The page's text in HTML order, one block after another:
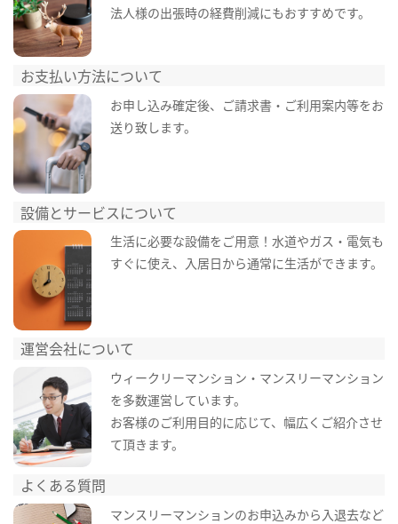
法人様の出張時の経費削減にもおすすめです。
お支払い方法について
お申し込み確定後、ご請求書・ご利用案内等をお
送り致します。
設備とサービスについて
生活に必要な設備をご用意！水道やガス・電気も
すぐに使え、入居日から通常に生活ができます。
運営会社について
ウィークリーマンション・マンスリーマンション
を多数運営しています。
お客様のご利用目的に応じて、幅広くご紹介させ
て頂きます。
よくある質問
マンスリーマンションのお申込みから入退去など